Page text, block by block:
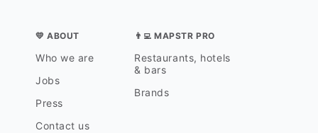
💛 ABOUT
Who we are
Jobs
Press
Contact us
👨‍💻 MAPSTR PRO
Restaurants, hotels
& bars
Brands